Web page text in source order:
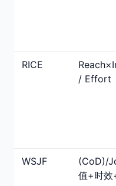
RICE
/ Effort
WSJF
(CoD)/
值+时效